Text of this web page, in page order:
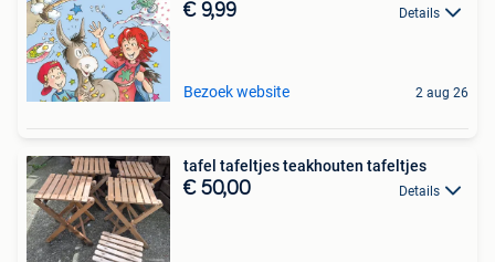
€ 9,99 Details
Bezoek website 2 aug 26
tafel tafeltjes teakhouten tafeltjes
€ 50,00 Details